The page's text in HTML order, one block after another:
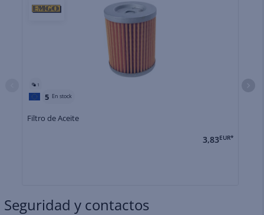
1
5 En stock
Filtro de Aceite
3,83EUR*
Seguridad y contactos